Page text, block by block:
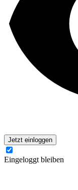
Jetzt einloggen
Eingeloggt bleiben